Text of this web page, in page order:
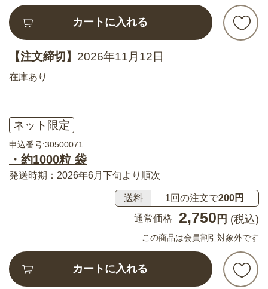
カートに入れる
【注文締切】 2026年11月12日
在庫あり
ネット限定
申込番号:30500071
・約1000粒 袋
発送時期：2026年6月下旬より順次
送料 1回の注文で200円
通常価格
2,750 円 (税込)
この商品は会員割引対象外です
カートに入れる